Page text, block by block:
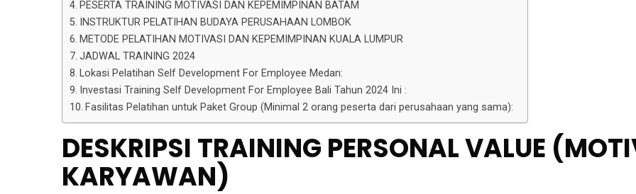
PESERTA TRAINING MOTIVASI DAN KEPEMIMPINAN BATAM
INSTRUKTUR PELATIHAN BUDAYA PERUSAHAAN LOMBOK
METODE PELATIHAN MOTIVASI DAN KEPEMIMPINAN KUALA LUMPUR
JADWAL TRAINING 2024
Lokasi Pelatihan Self Development For Employee Medan:
Investasi Training Self Development For Employee Bali Tahun 2024 Ini :
Fasilitas Pelatihan untuk Paket Group (Minimal 2 orang peserta dari perusahaan yang sama):
DESKRIPSI TRAINING PERSONAL VALUE
KARYAWAN)